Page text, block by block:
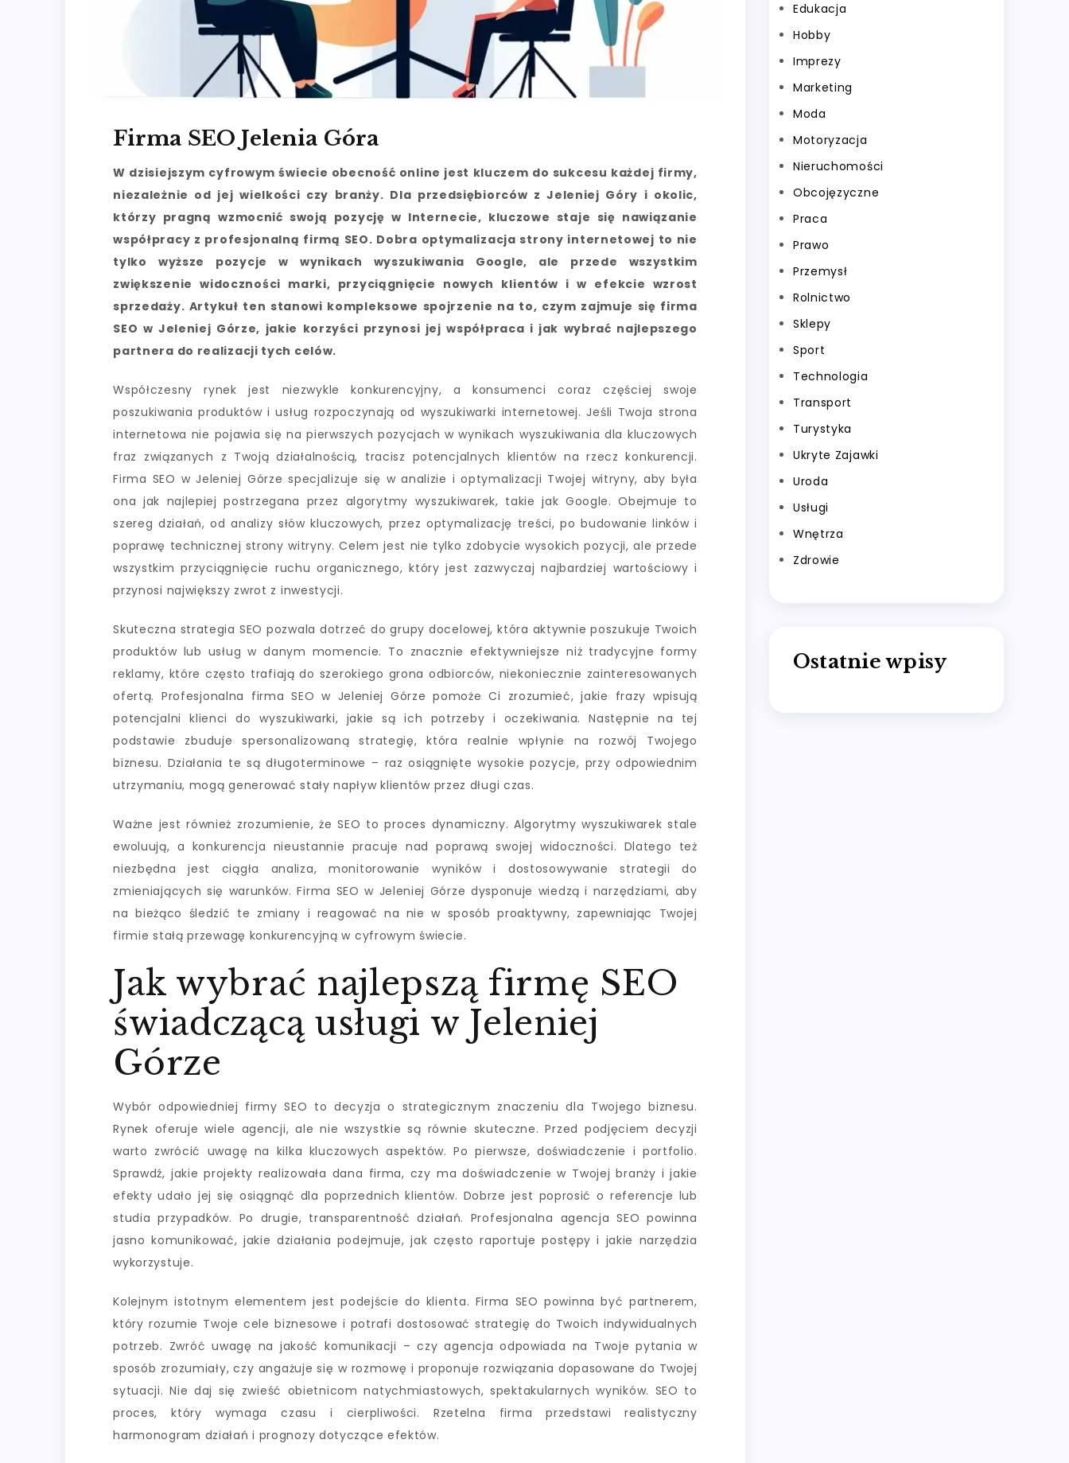
Firma SEO Jelenia Góra
W dzisiejszym cyfrowym świecie obecność online jest kluczem do sukcesu każdej firmy,
niezależnie od jej wielkości czy branży. Dla przedsiębiorców z Jeleniej Góry i okolic,
którzy pragną wzmocnić swoją pozycję w Internecie, kluczowe staje się nawiązanie
współpracy z profesjonalną firmą SEO. Dobra optymalizacja strony internetowej to nie
tylko wyższe pozycje w wynikach wyszukiwania Google, ale przede wszystkim
zwiększenie widoczności marki, przyciągnięcie nowych klientów i w efekcie wzrost
sprzedaży. Artykuł ten stanowi kompleksowe spojrzenie na to, czym zajmuje się firma
SEO w Jeleniej Górze, jakie korzyści przynosi jej współpraca i jak wybrać najlepszego
partnera do realizacji tych celów.
Współczesny rynek jest niezwykle konkurencyjny, a konsumenci coraz częściej swoje
poszukiwania produktów i usług rozpoczynają od wyszukiwarki internetowej. Jeśli Twoja strona
internetowa nie pojawia się na pierwszych pozycjach w wynikach wyszukiwania dla kluczowych
fraz związanych z Twoją działalnością, tracisz potencjalnych klientów na rzecz konkurencji.
Firma SEO w Jeleniej Górze specjalizuje się w analizie i optymalizacji Twojej witryny, aby była
ona jak najlepiej postrzegana przez algorytmy wyszukiwarek, takie jak Google. Obejmuje to
szereg działań, od analizy słów kluczowych, przez optymalizację treści, po budowanie linków i
poprawę technicznej strony witryny. Celem jest nie tylko zdobycie wysokich pozycji, ale przede
wszystkim przyciągnięcie ruchu organicznego, który jest zazwyczaj najbardziej wartościowy i
przynosi największy zwrot z inwestycji.
Skuteczna strategia SEO pozwala dotrzeć do grupy docelowej, która aktywnie poszukuje Twoich
produktów lub usług w danym momencie. To znacznie efektywniejsze niż tradycyjne formy
reklamy, które często trafiają do szerokiego grona odbiorców, niekoniecznie zainteresowanych
ofertą. Profesjonalna firma SEO w Jeleniej Górze pomoże Ci zrozumieć, jakie frazy wpisują
potencjalni klienci do wyszukiwarki, jakie są ich potrzeby i oczekiwania. Następnie na tej
podstawie zbuduje spersonalizowaną strategię, która realnie wpłynie na rozwój Twojego
biznesu. Działania te są długoterminowe – raz osiągnięte wysokie pozycje, przy odpowiednim
utrzymaniu, mogą generować stały napływ klientów przez długi czas.
Ważne jest również zrozumienie, że SEO to proces dynamiczny. Algorytmy wyszukiwarek stale
ewoluują, a konkurencja nieustannie pracuje nad poprawą swojej widoczności. Dlatego też
niezbędna jest ciągła analiza, monitorowanie wyników i dostosowywanie strategii do
zmieniających się warunków. Firma SEO w Jeleniej Górze dysponuje wiedzą i narzędziami, aby
na bieżąco śledzić te zmiany i reagować na nie w sposób proaktywny, zapewniając Twojej
firmie stałą przewagę konkurencyjną w cyfrowym świecie.
Jak wybrać najlepszą firmę SEO
świadczącą usługi w Jeleniej
Górze
Wybór odpowiedniej firmy SEO to decyzja o strategicznym znaczeniu dla Twojego biznesu.
Rynek oferuje wiele agencji, ale nie wszystkie są równie skuteczne. Przed podjęciem decyzji
warto zwrócić uwagę na kilka kluczowych aspektów. Po pierwsze, doświadczenie i portfolio.
Sprawdź, jakie projekty realizowała dana firma, czy ma doświadczenie w Twojej branży i jakie
efekty udało jej się osiągnąć dla poprzednich klientów. Dobrze jest poprosić o referencje lub
studia przypadków. Po drugie, transparentność działań. Profesjonalna agencja SEO powinna
jasno komunikować, jakie działania podejmuje, jak często raportuje postępy i jakie narzędzia
wykorzystuje.
Kolejnym istotnym elementem jest podejście do klienta. Firma SEO powinna być partnerem,
który rozumie Twoje cele biznesowe i potrafi dostosować strategię do Twoich indywidualnych
potrzeb. Zwróć uwagę na jakość komunikacji – czy agencja odpowiada na Twoje pytania w
sposób zrozumiały, czy angażuje się w rozmowę i proponuje rozwiązania dopasowane do Twojej
sytuacji. Nie daj się zwieść obietnicom natychmiastowych, spektakularnych wyników. SEO to
proces, który wymaga czasu i cierpliwości. Rzetelna firma przedstawi realistyczny
harmonogram działań i prognozy dotyczące efektów.
Edukacja
Hobby
Imprezy
Marketing
Moda
Motoryzacja
Nieruchomości
Obcojęzyczne
Praca
Prawo
Przemysł
Rolnictwo
Sklepy
Sport
Technologia
Transport
Turystyka
Ukryte Zajawki
Uroda
Usługi
Wnętrza
Zdrowie
Ostatnie wpisy